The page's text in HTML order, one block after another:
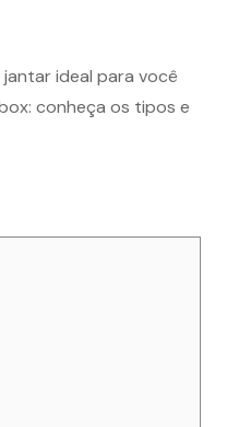
ideal para você
conheça os tipos e